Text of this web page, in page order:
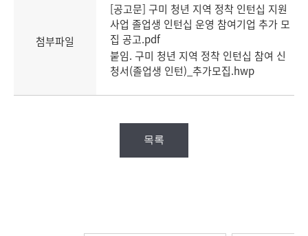
첨부파일
[공고문] 구미 청년 지역 정착 인턴십 지원
사업 졸업생 인턴십 운영 참여기업 추가 모
집 공고.pdf
붙임. 구미 청년 지역 정착 인턴십 참여 신
청서(졸업생 인턴)_추가모집.hwp
목록